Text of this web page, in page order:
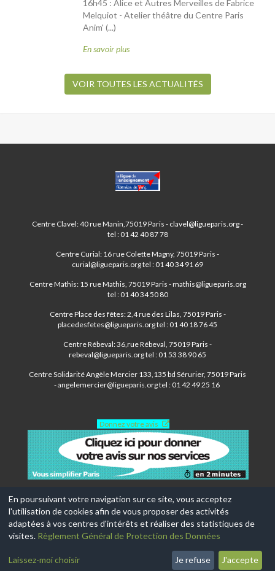
16h45 : Alice et Autres Merveilles de Fabrice
Melquiot - Atelier théâtre du Centre Paris
Anim' (...)
En savoir plus
VOIR TOUTES LES ACTUALITÉS
CENTRES
PARIS
Centre Clavel: 40 rue Manin,75019 Paris - clavel@ligueparis.org -
tel : 01 42 40 87 78
Centre Curial: 16 rue Colette Magny, 75019 Paris -
curial@ligueparis.org tel : 01 40 34 91 69
Centre Mathis: 15 rue Mathis, 75019 Paris - mathis@ligueparis.org
tel : 01 40 34 50 80
Centre Place des fêtes: 2,4 rue des Lilas, 75019 Paris -
placedesfetes@ligueparis.org tel : 01 40 18 76 45
Centre Rébeval: 36,rue Rébeval, 75019 Paris -
rebeval@ligueparis.org tel : 01 53 38 90 65
Centre Solidarité Angèle Mercier 133,135 bd Sérurier, 75019 Paris
- angelemercier@ligueparis.org tel : 01 42 49 25 16
Donnez votre avis
© 2017-2026, Ce site est propulsé par Aniapps.fr
CGV
En poursuivant votre navigation sur ce site, vous acceptez
l'utilisation de cookies afin de vous proposer des activités
adaptées à vos centres d'intérêts et réaliser des statistiques de
visites. Règlement Général de Protection des Données
Laissez-moi choisir Je refuse J'accepte